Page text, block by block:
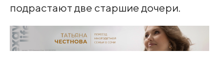
подрастают две старшие дочери.